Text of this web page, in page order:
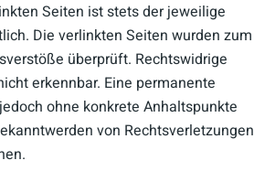
Seiten ist stets der jeweilige
Die verlinkten Seiten wurden zum
überprüft. Rechtswidrige
erkennbar. Eine permanente
ohne konkrete Anhaltspunkte
von Rechtsverletzungen